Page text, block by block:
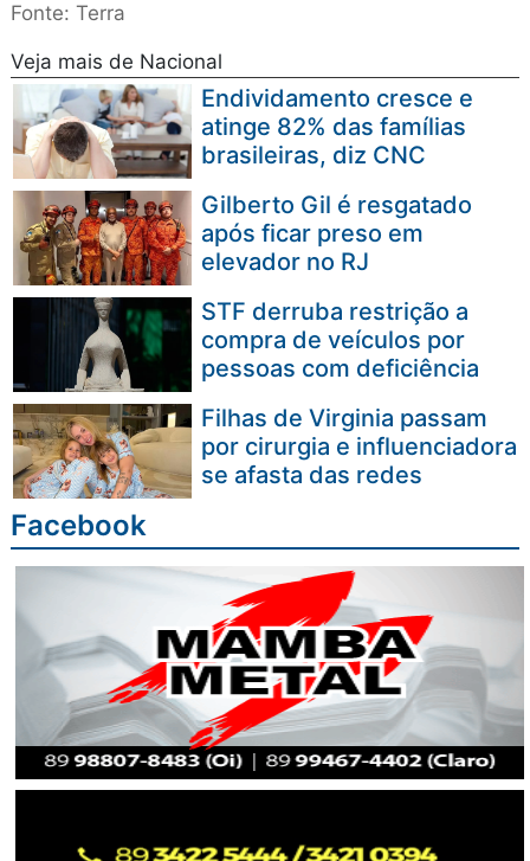
Fonte: Terra
Veja mais de Nacional
Endividamento cresce e
atinge 82% das famílias
brasileiras, diz CNC
Gilberto Gil é resgatado
após ficar preso em
elevador no RJ
STF derruba restrição a
compra de veículos por
pessoas com deficiência
Filhas de Virginia passam
por cirurgia e influenciadora
se afasta das redes
Facebook